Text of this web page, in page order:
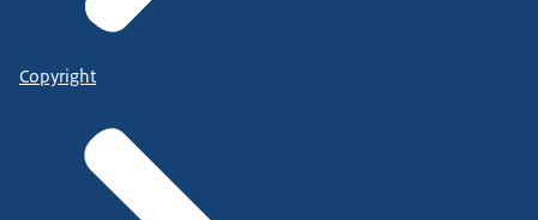
Copyright